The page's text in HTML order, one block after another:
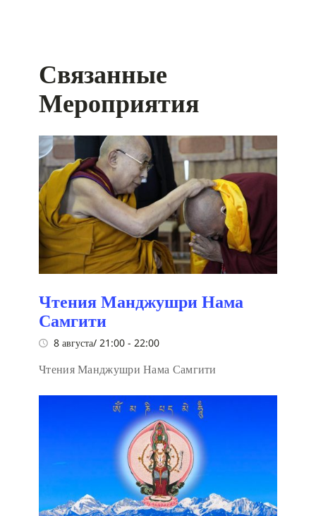
Связанные
Мероприятия
Чтения Манджушри Нама
Самгити
8 августа/ 21:00 - 22:00
Чтения Манджушри Нама Самгити